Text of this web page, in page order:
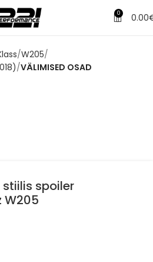
0 0.00
W205
VÄLIMISED OSAD
spoiler
W205